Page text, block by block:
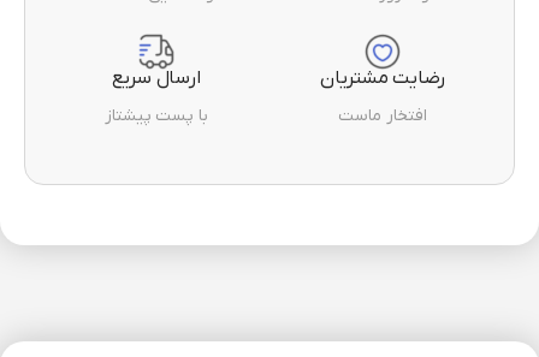
رضایت مشتریان
افتخار ماست
ارسال سریع
با پست پیشتاز